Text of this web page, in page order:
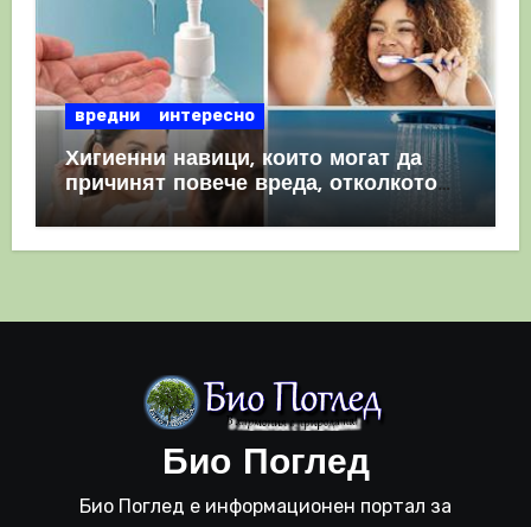
вредни интересно
Хигиенни навици, които могат да
причинят повече вреда, отколкото
полза
Био Поглед
Био Поглед е информационен портал за